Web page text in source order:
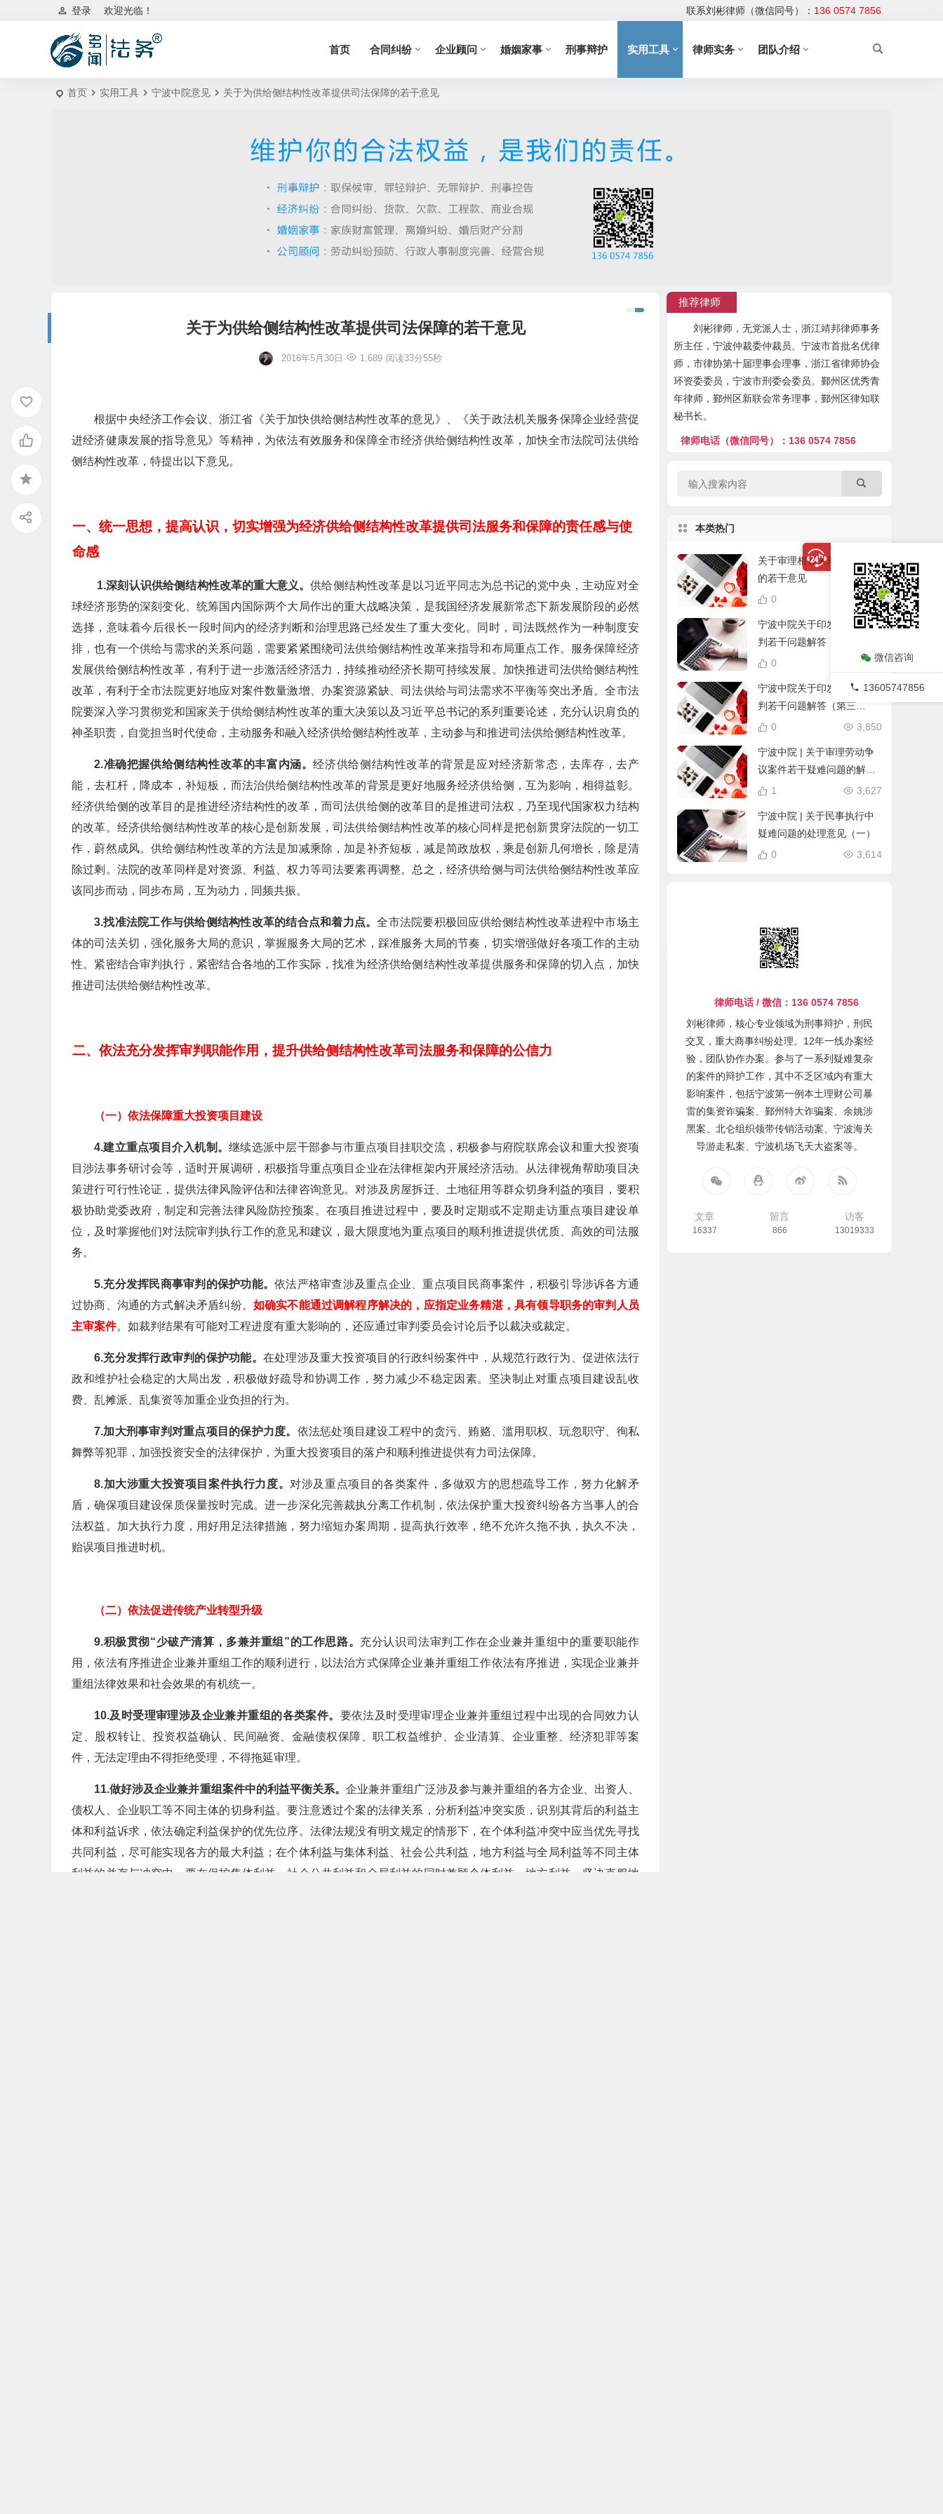
欢迎光临！
登录 联系刘彬律师（微信同号）： 136 0574 7856
首页 合同纠纷 企业顾问 婚姻家事 刑事辩护 实用工具 律师实务 团队介绍
首页 实用工具 宁波中院意见 关于为供给侧结构性改革提供司法保障的若干意见
关于为供给侧结构性改革提供司法保障的若干意见
2016年5月30日 1,689 阅读33分55秒
根据中央经济工作会议、浙江省《关于加快供给侧结构性改革的意见》、《关于政法机关服务保障企业经营促
进经济健康发展的指导意见》等精神，为依法有效服务和保障全市经济供给侧结构性改革，加快全市法院司法供给
侧结构性改革，特提出以下意见。
一、统一思想，提高认识，切实增强为经济供给侧结构性改革提供司法服务和保障的责任感与使
命感
1.深刻认识供给侧结构性改革的重大意义。供给侧结构性改革是以习近平同志为总书记的党中央，主动应对全
球经济形势的深刻变化、统筹国内国际两个大局作出的重大战略决策，是我国经济发展新常态下新发展阶段的必然
选择，意味着今后很长一段时间内的经济判断和治理思路已经发生了重大变化。同时，司法既然作为一种制度安
排，也有一个供给与需求的关系问题，需要紧紧围绕司法供给侧结构性改革来指导和布局重点工作。服务保障经济
发展供给侧结构性改革，有利于进一步激活经济活力，持续推动经济长期可持续发展。加快推进司法供给侧结构性
改革，有利于全市法院更好地应对案件数量激增、办案资源紧缺、司法供给与司法需求不平衡等突出矛盾。全市法
院要深入学习贯彻党和国家关于供给侧结构性改革的重大决策以及习近平总书记的系列重要论述，充分认识肩负的
神圣职责，自觉担当时代使命，主动服务和融入经济供给侧结构性改革，主动参与和推进司法供给侧结构性改革。
2.准确把握供给侧结构性改革的丰富内涵。经济供给侧结构性改革的背景是应对经济新常态，去库存，去产
能，去杠杆，降成本，补短板，而法治供给侧结构性改革的背景是更好地服务经济供给侧，互为影响，相得益彰。
经济供给侧的改革目的是推进经济结构性的改革，而司法供给侧的改革目的是推进司法权，乃至现代国家权力结构
的改革。经济供给侧结构性改革的核心是创新发展，司法供给侧结构性改革的核心同样是把创新贯穿法院的一切工
作，蔚然成风。供给侧结构性改革的方法是加减乘除，加是补齐短板，减是简政放权，乘是创新几何增长，除是清
除过剩。法院的改革同样是对资源、利益、权力等司法要素再调整。总之，经济供给侧与司法供给侧结构性改革应
该同步而动，同步布局，互为动力，同频共振。
3.找准法院工作与供给侧结构性改革的结合点和着力点。全市法院要积极回应供给侧结构性改革进程中市场主
体的司法关切，强化服务大局的意识，掌握服务大局的艺术，踩准服务大局的节奏，切实增强做好各项工作的主动
性。紧密结合审判执行，紧密结合各地的工作实际，找准为经济供给侧结构性改革提供服务和保障的切入点，加快
推进司法供给侧结构性改革。
二、依法充分发挥审判职能作用，提升供给侧结构性改革司法服务和保障的公信力
（一）依法保障重大投资项目建设
4.建立重点项目介入机制。继续选派中层干部参与市重点项目挂职交流，积极参与府院联席会议和重大投资项
目涉法事务研讨会等，适时开展调研，积极指导重点项目企业在法律框架内开展经济活动。从法律视角帮助项目决
策进行可行性论证，提供法律风险评估和法律咨询意见。对涉及房屋拆迁、土地征用等群众切身利益的项目，要积
极协助党委政府，制定和完善法律风险防控预案。在项目推进过程中，要及时定期或不定期走访重点项目建设单
位，及时掌握他们对法院审判执行工作的意见和建议，最大限度地为重点项目的顺利推进提供优质、高效的司法服
务。
5.充分发挥民商事审判的保护功能。依法严格审查涉及重点企业、重点项目民商事案件，积极引导涉诉各方通
过协商、沟通的方式解决矛盾纠纷。 如确实不能通过调解程序解决的，应指定业务精湛，具有领导职务的审判人员
主审案件。如裁判结果有可能对工程进度有重大影响的，还应通过审判委员会讨论后予以裁决或裁定。
6.充分发挥行政审判的保护功能。 在处理涉及重大投资项目的行政纠纷案件中，从规范行政行为、促进依法行
政和维护社会稳定的大局出发，积极做好疏导和协调工作，努力减少不稳定因素。坚决制止对重点项目建设乱收
费、乱摊派、乱集资等加重企业负担的行为。
7.加大刑事审判对重点项目的保护力度。 依法惩处项目建设工程中的贪污、贿赂、滥用职权、玩忽职守、徇私
舞弊等犯罪，加强投资安全的法律保护，为重大投资项目的落户和顺利推进提供有力司法保障。
8.加大涉重大投资项目案件执行力度。 对涉及重点项目的各类案件，多做双方的思想疏导工作，努力化解矛
盾，确保项目建设保质保量按时完成。进一步深化完善裁执分离工作机制，依法保护重大投资纠纷各方当事人的合
法权益。加大执行力度，用好用足法律措施，努力缩短办案周期，提高执行效率，绝不允许久拖不执，执久不决，
贻误项目推进时机。
（二）依法促进传统产业转型升级
9.积极贯彻“少破产清算，多兼并重组”的工作思路。 充分认识司法审判工作在企业兼并重组中的重要职能作
用，依法有序推进企业兼并重组工作的顺利进行，以法治方式保障企业兼并重组工作依法有序推进，实现企业兼并
重组法律效果和社会效果的有机统一。
10.及时受理审理涉及企业兼并重组的各类案件。 要依法及时受理审理企业兼并重组过程中出现的合同效力认
定、股权转让、投资权益确认、民间融资、金融债权保障、职工权益维护、企业清算、企业重整、经济犯罪等案
件，无法定理由不得拒绝受理，不得拖延审理。
11.做好涉及企业兼并重组案件中的利益平衡关系。企业兼并重组广泛涉及参与兼并重组的各方企业、出资人、
债权人、企业职工等不同主体的切身利益。要注意透过个案的法律关系，分析利益冲突实质，识别其背后的利益主
体和利益诉求，依法确定利益保护的优先位序。法律法规没有明文规定的情形下，在个体利益冲突中应当优先寻找
共同利益，尽可能实现各方的最大利益；在个体利益与集体利益、社会公共利益，地方利益与全局利益等不同主体
利益的并存与冲突中，要在保护集体利益、社会公共利益和全局利益的同时兼顾个体利益、地方利益。坚决克服地
推荐律师
刘彬律师，无党派人士，浙江靖邦律师事务
所主任，宁波仲裁委仲裁员。宁波市首批名优律
师，市律协第十届理事会理事，浙江省律师协会
环资委委员，宁波市刑委会委员。鄞州区优秀青
年律师，鄞州区新联会常务理事，鄞州区律知联
秘书长。
律师电话（微信同号）：136 0574 7856
本类热门
关于审理相邻关系纠纷案件
的若干意见
5,904
0
宁波中院关于印发《民事审
判若干问题解答（第二
辑）》的通知
4,115
0
宁波中院关于印发《民事审
判若干问题解答（第三
辑）》的通知
3,850
0
宁波中院 | 关于审理劳动争
议案件若干疑难问题的解答
（四）
3,627
1
宁波中院 | 关于民事执行中
疑难问题的处理意见（一）
3,614
0
律师电话 / 微信：136 0574 7856
刘彬律师，核心专业领域为刑事辩护，刑民
交叉，重大商事纠纷处理。12年一线办案经
验，团队协作办案。参与了一系列疑难复杂
的案件的辩护工作，其中不乏区域内有重大
影响案件，包括宁波第一例本土理财公司暴
雷的集资诈骗案、鄞州特大诈骗案、余姚涉
黑案、北仑组织领带传销活动案、宁波海关
导游走私案、宁波机场飞天大盗案等。
文章
16337
留言
866
访客
13019333
微信咨询
13605747856